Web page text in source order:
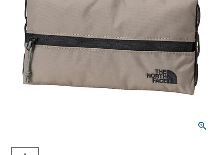
SALE品はこちら
INFORMATIOM
ご利用ガイド
お問い合わせ